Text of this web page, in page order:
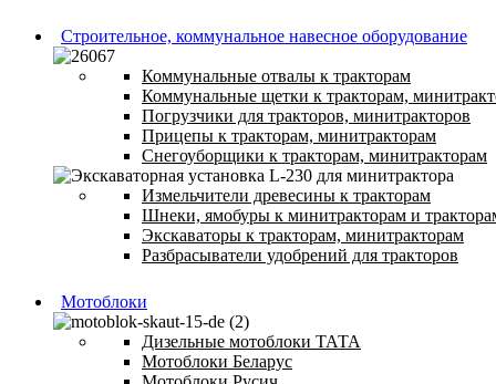
Строительное, коммунальное навесное оборудование
Коммунальные отвалы к тракторам
Коммунальные щетки к тракторам,
Погрузчики для тракторов, минитракторов
Прицепы к тракторам, минитракторам
Снегоуборщики к тракторам, минитракторам
Измельчители древесины к тракторам
Шнеки, ямобуры к минитракторам и
Экскаваторы к тракторам, минитракторам
Разбрасыватели удобрений для тракторов
Мотоблоки
Дизельные мотоблоки ТАТА
Мотоблоки Беларус